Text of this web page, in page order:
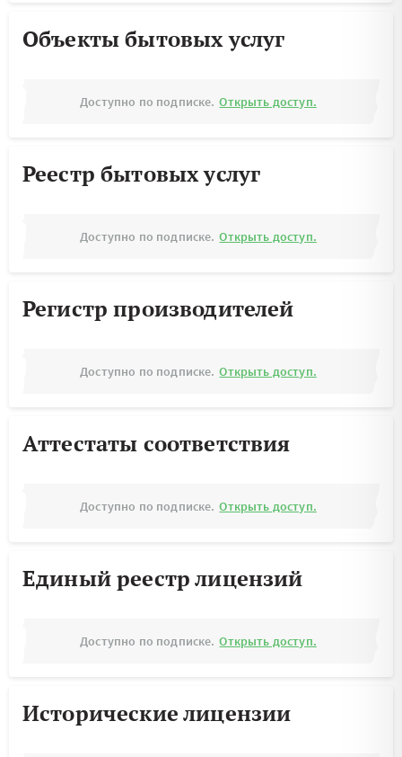
Объекты бытовых услуг
Доступно по подписке. Открыть доступ.
Реестр бытовых услуг
Доступно по подписке. Открыть доступ.
Регистр производителей
Доступно по подписке. Открыть доступ.
Аттестаты соответствия
Доступно по подписке. Открыть доступ.
Единый реестр лицензий
Доступно по подписке. Открыть доступ.
Исторические лицензии